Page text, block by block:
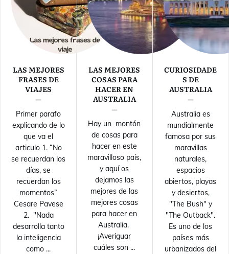
LAS MEJORES
FRASES DE
VIAJES
Primer parafo
explicando de lo
que va el
articulo 1. “No
se recuerdan los
días, se
recuerdan los
momentos”
Cesare Pavese
2. "Nada
desarrolla tanto
la inteligencia
como ...
LAS MEJORES
COSAS PARA
HACER EN
AUSTRALIA
Hay un montón
de cosas para
hacer en este
maravilloso país,
y aquí os
dejamos las
mejores de las
mejores cosas
para hacer en
Australia.
¡Averiguar
cuáles son ...
CURIOSIDADE
S DE
AUSTRALIA
Australia es
mundialmente
famosa por sus
maravillas
naturales,
espacios
abiertos, playas
y desiertos,
"The Bush" y
"The Outback".
Es uno de los
países más
urbanizados del